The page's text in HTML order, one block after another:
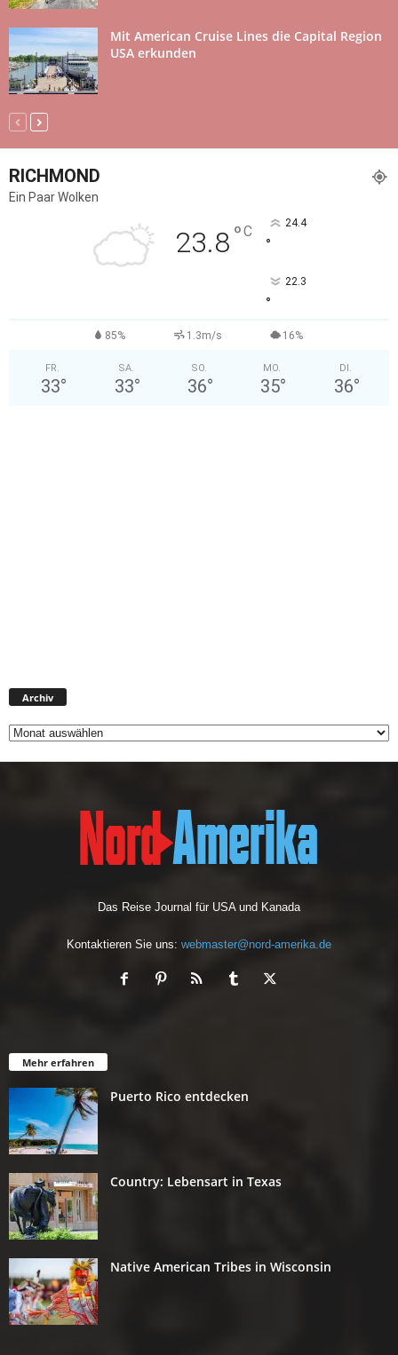
Mit American Cruise Lines die Capital Region
USA erkunden
RICHMOND
Ein Paar Wolken
23.8°C 24.4
°
22.3
°
85% 1.3m/s 16%
FR.
33°
SA.
33°
SO.
36°
MO.
35°
DI.
36°
Archiv
Das Reise Journal für USA und Kanada
Kontaktieren Sie uns: webmaster@nord-amerika.de
Mehr erfahren
Puerto Rico entdecken
Country: Lebensart in Texas
Native American Tribes in Wisconsin